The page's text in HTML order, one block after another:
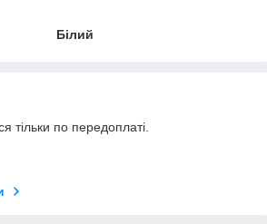
Білий
тільки по передоплаті.